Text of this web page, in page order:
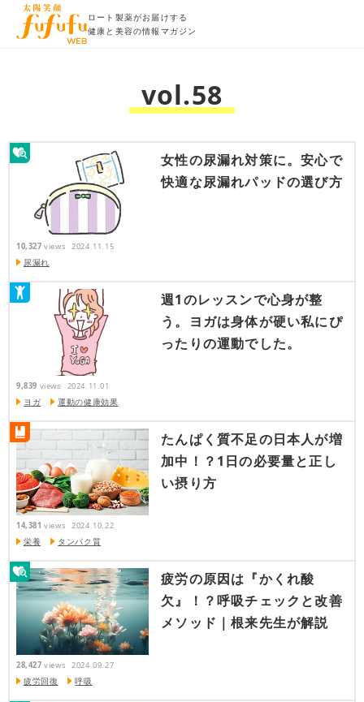
ロート製薬がお届けする
健康と美容の情報マガジン
vol.58
女性の尿漏れ対策に。安心で
快適な尿漏れパッドの選び方
10,327 views 2024.11.15
尿漏れ
週1のレッスンで心身が整
う。ヨガは身体が硬い私にぴ
ったりの運動でした。
9,839 views 2024.11.01
ヨガ 運動の健康効果
たんぱく質不足の日本人が増
加中！？1日の必要量と正し
い摂り方
14,381 views 2024.10.22
栄養 タンパク質
疲労の原因は『かくれ酸
欠』！？呼吸チェックと改善
メソッド｜根来先生が解説
28,427 views 2024.09.27
疲労回復 呼吸